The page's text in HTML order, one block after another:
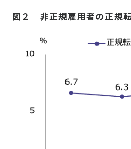
図２ 非正規雇用者の正規